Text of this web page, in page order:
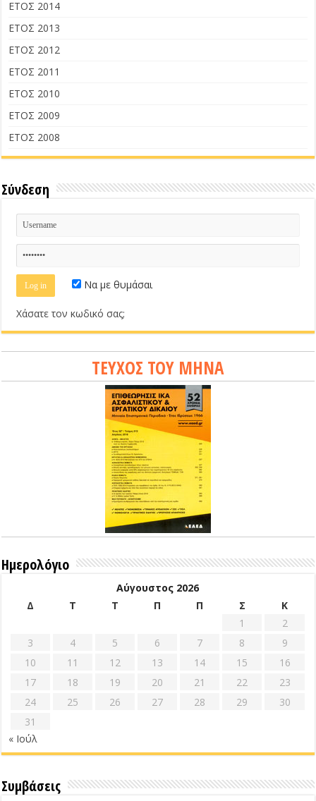
ΕΤΟΣ 2014
ΕΤΟΣ 2013
ΕΤΟΣ 2012
ΕΤΟΣ 2011
ΕΤΟΣ 2010
ΕΤΟΣ 2009
ΕΤΟΣ 2008
Σύνδεση
Να με θυμάσαι
Χάσατε τον κωδικό σας;
ΤΕΥΧΟΣ ΤΟΥ ΜΗΝΑ
Ημερολόγιο
Αύγουστος 2026
Δ
Τ Τ Π Π Σ
Κ
1
2
3
4 5 6 7 8
9
10
11 12 13 14 15
16
17
18 19 20 21 22
23
24
25 26 27 28 29
30
31
« Ιούλ
Συμβάσεις